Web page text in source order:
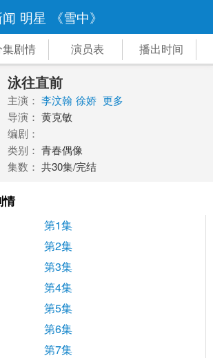
明星 《雪中》
剧情 演员表 播出时间
泳往直前
主演： 李汶翰 徐娇 更多
导演： 黄克敏
编剧：
类别： 青春偶像
集数： 共30集/完结
情
第1集
第2集
第3集
第4集
第5集
第6集
第7集